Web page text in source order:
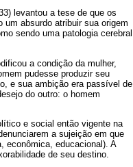
levantou a tese de que os
absurdo atribuir sua origem
sendo uma patologia cerebral
a condição da mulher,
pudesse produzir seu
e sua ambição era passível de
do outro: o homem
e social então vigente na
a sujeição em que
econômica, educacional). A
de seu destino.